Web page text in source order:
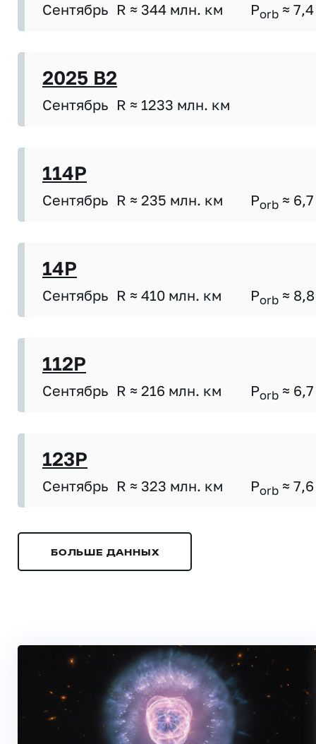
Сентябрь R ≈ 344 млн. км Porb ≈ 7,4
2025 B2
Сентябрь R ≈ 1233 млн. км
114P
Сентябрь R ≈ 235 млн. км Porb ≈ 6,7
14P
Сентябрь R ≈ 410 млн. км Porb ≈ 8,8
112P
Сентябрь R ≈ 216 млн. км Porb ≈ 6,7
123P
Сентябрь R ≈ 323 млн. км Porb ≈ 7,6
БОЛЬШЕ ДАННЫХ